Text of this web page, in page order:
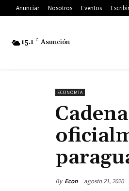
Anunciar Nosotros Eventos
15.1 C Asunción
ECONOMÍA
By Econ agosto 21, 2020